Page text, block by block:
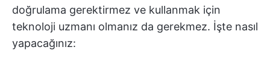
doğrulama gerektirmez ve kullanmak için
teknoloji uzmanı olmanız da gerekmez. İşte nasıl
yapacağınız: